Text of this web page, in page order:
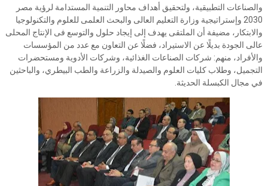
والصناعات التطبيقية، ولتحقيق أهداف محاور التنمية المستدامة لرؤية مصر
2030 وإستراتيجية وزارة التعليم العالى والبحث العلمى للعلوم والتكنولوجيا
والابتكار، مضيفة أن الملتقى يهدف إلى إيجاد حلول والتوسع فى الإنتاج المحلى
عالى الجودة بديلًا عن الاستيراد، فضلًا عن التعاون مع عدد من المؤسسات
والأفراد، منهم: شركات الصناعات الغذائية، وشركات الأدوية ومستحضرات
التجميل، وطلاب كليات العلوم والصيدلة والزراعة والطب البيطري، والباحثين
في مجال الكبسلة الحديثة.